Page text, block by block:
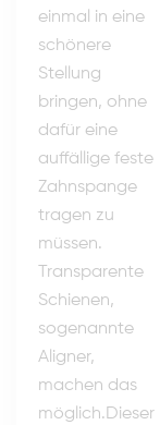
einmal in eine
schönere
Stellung
bringen, ohne
dafür eine
auffällige feste
Zahnspange
tragen zu
müssen.
Transparente
Schienen,
sogenannte
Aligner,
machen das
möglich.Dieser